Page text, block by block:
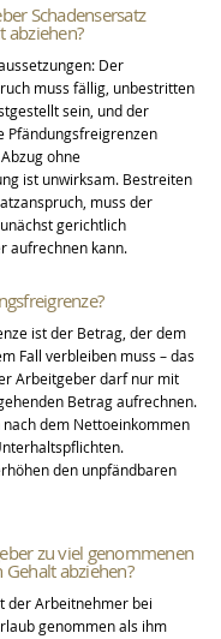
Schadensersatz
abziehen?
Der
muss fällig, unbestritten
sein, und der
Pfändungsfreigrenzen
ohne
ist unwirksam. Bestreiten
muss der
gerichtlich
aufrechnen kann.
ist der Betrag, der dem
Fall verbleiben muss – das
Arbeitgeber darf nur mit
Betrag aufrechnen.
dem Nettoeinkommen
den unpfändbaren
zu viel genommenen
abziehen?
der Arbeitnehmer bei
genommen als ihm